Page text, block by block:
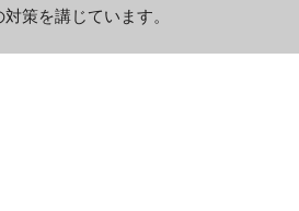
策を講じています。